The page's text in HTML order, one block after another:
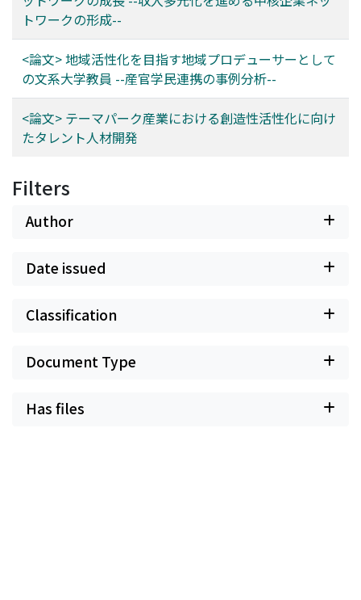
トワークの形成--
<論文> 地域活性化を目指す地域プロデューサーとして
の文系大学教員 --産官学民連携の事例分析--
<論文> テーマパーク産業における創造性活性化に向け
たタレント人材開発
Filters
Author
Date issued
Classification
Document Type
Has files